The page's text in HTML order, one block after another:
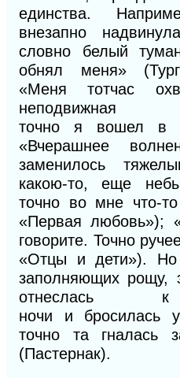
единства.
внезапно
словно белый
обнял меня»
«Меня тотчас
точно я вошел в
«Вчерашнее
заменилось
какою-то,еще
точно во мне что-
«Первая любовь»);
говорите. Точно
«Отцы идети»).
заполняющих рощу,
отнеслась к
ночи и бросилась
точно та гналась
(Пастернак).